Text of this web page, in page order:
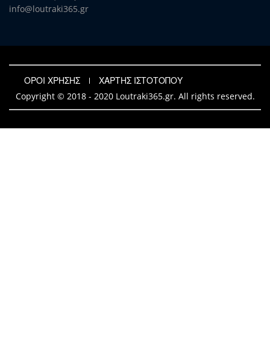
info@loutraki365.gr
ΟΡΟΙ ΧΡΗΣΗΣ
ΧΑΡΤΗΣ ΙΣΤΟΤΟΠΟΥ
Copyright © 2018 - 2020 Loutraki365.gr. All rights reserved.